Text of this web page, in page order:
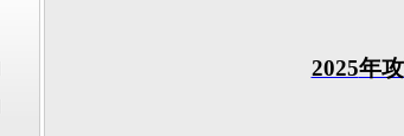
2025年